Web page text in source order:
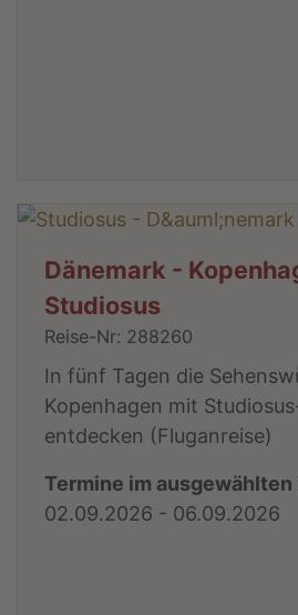
Dänemark -
Studiosus
Reise-Nr: 288260
In fünf Tagen die
Kopenhagen mit
entdecken (Fluganreise)
Termine im ausgewählten
02.09.2026 - 06.09.2026